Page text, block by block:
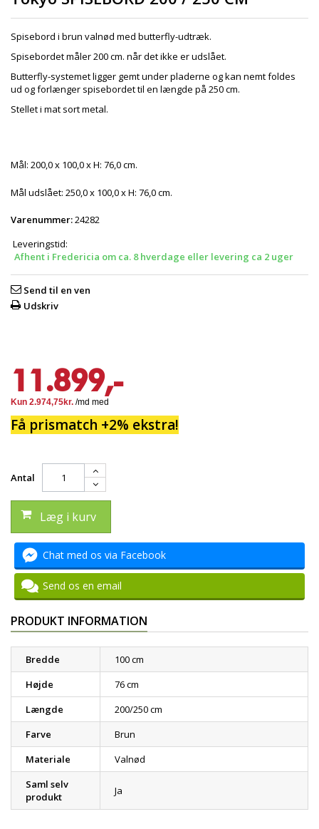
Spisebord i brun valnød med butterfly-udtræk.
Spisebordet måler 200 cm. når det ikke er udslået.
Butterfly-systemet ligger gemt under pladerne og kan nemt foldes
ud og forlænger spisebordet til en længde på 250 cm.
Stellet i mat sort metal.
Mål: 200,0 x 100,0 x H: 76,0 cm.
Mål udslået: 250,0 x 100,0 x H: 76,0 cm.
Varenummer:24282
Leveringstid:
Afhent i Fredericia om ca. 8 hverdage eller levering ca 2 uger
Send til en ven
Udskriv
11.899,-
Få prismatch +2% ekstra!
Antal
Læg i kurv
Chat med os via Facebook
Send os en email
PRODUKT INFORMATION
Bredde
100 cm
Højde
76 cm
Længde
200/250 cm
Farve
Brun
Materiale
Valnød
Saml selv
produkt
Ja